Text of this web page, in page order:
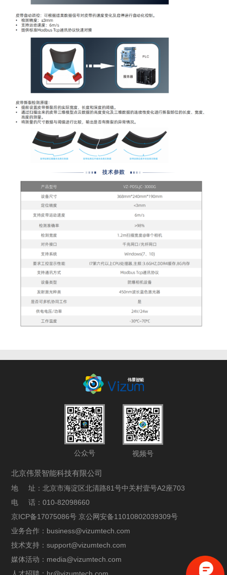
公众号 视频号
北京伟景智能科技有限公司
地 址：北京市海淀区北清路81号中关村壹号A2座703
电 话：010-82098660
京ICP备17075086号 京公网安备11010802039309号
业务合作：business@vizumtech.com
技术支持：support@vizumtech.com
媒体活动：media@vizumtech.com